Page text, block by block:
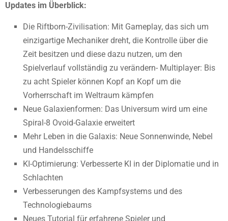
Updates im Überblick:
Die Riftborn-Zivilisation: Mit Gameplay, das sich um
einzigartige Mechaniker dreht, die Kontrolle über die
Zeit besitzen und diese dazu nutzen, um den
Spielverlauf vollständig zu verändern- Multiplayer: Bis
zu acht Spieler können Kopf an Kopf um die
Vorherrschaft im Weltraum kämpfen
Neue Galaxienformen: Das Universum wird um eine
Spiral-8 Ovoid-Galaxie erweitert
Mehr Leben in die Galaxis: Neue Sonnenwinde, Nebel
und Handelsschiffe
KI-Optimierung: Verbesserte KI in der Diplomatie und in
Schlachten
Verbesserungen des Kampfsystems und des
Technologiebaums
Neues Tutorial für erfahrene Spieler und